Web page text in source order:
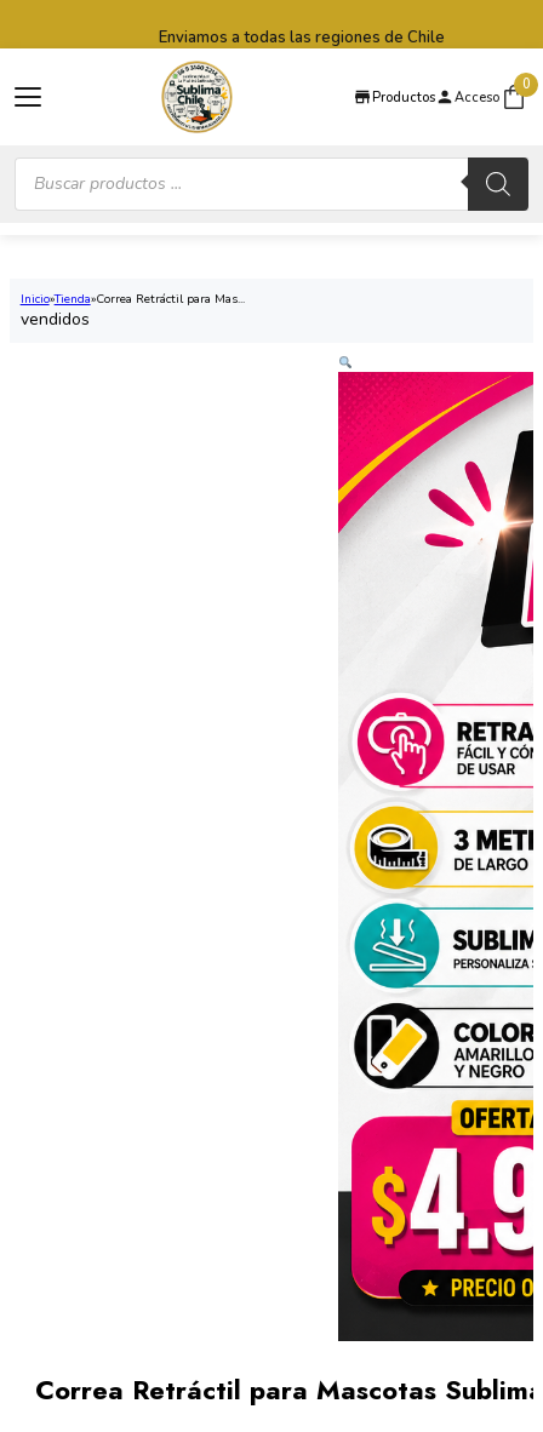
Productos Acceso
0
Búsqueda
productos
Enviamos a todas las regiones de Chile
Inicio Tienda Correa Retráctil para Mas...
vendidos
Correa Retráctil para Mascotas